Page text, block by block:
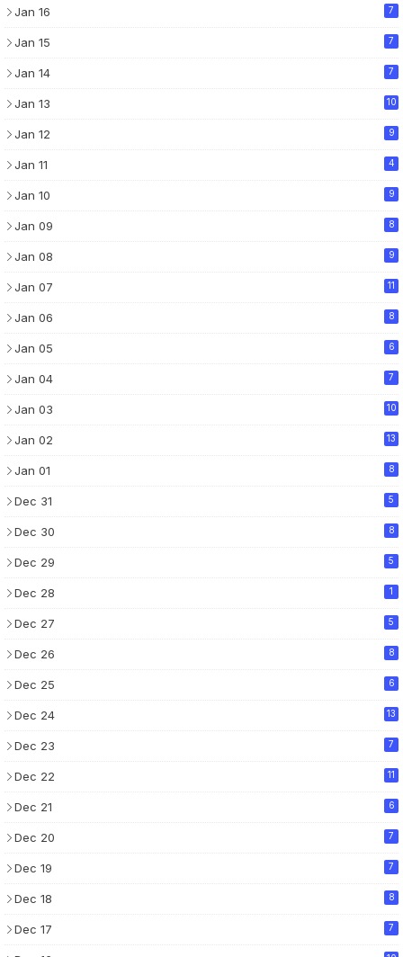
Jan 16 7
Jan 15 7
Jan 14 7
Jan 13 10
Jan 12 9
Jan 11 4
Jan 10 9
Jan 09 8
Jan 08 9
Jan 07 11
Jan 06 8
Jan 05 6
Jan 04 7
Jan 03 10
Jan 02 13
Jan 01 8
Dec 31 5
Dec 30 8
Dec 29 5
Dec 28 1
Dec 27 5
Dec 26 8
Dec 25 6
Dec 24 13
Dec 23 7
Dec 22 11
Dec 21 6
Dec 20 7
Dec 19 7
Dec 18 8
Dec 17 7